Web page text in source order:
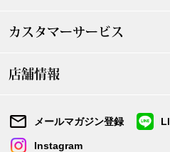
カスタマーサービス
店舗情報
メールマガジン登録
Instagram